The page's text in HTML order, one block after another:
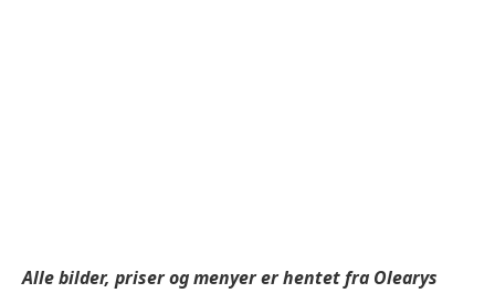
Alle bilder, priser og menyer er hentet fra Olearys